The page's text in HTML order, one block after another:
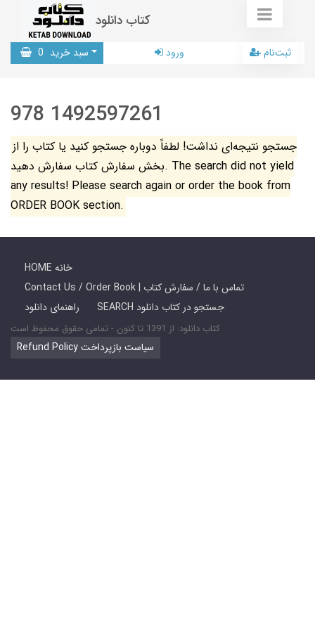
کتاب دانلود
سبد خرید 0 ورود ثبت‌نام
978 1492597261
جستجو نتیجه‌ای نداشت! لطفاً دوباره جستجو کنید یا کتاب را از
بخش سفارش کتاب سفارش دهید. The search did not yield
any results! Please search again or order the book from
ORDER BOOK section.
HOME خانه
Contact Us / Order Book | تماس با ما / سفارش کتاب
راهنمای دانلود
SEARCH جستجو در کتاب دانلود
کتاب دانلود: از 1391 تا کنون - تمامی حقوق محفوظ است
Refund Policy سیاست بازپرداخت